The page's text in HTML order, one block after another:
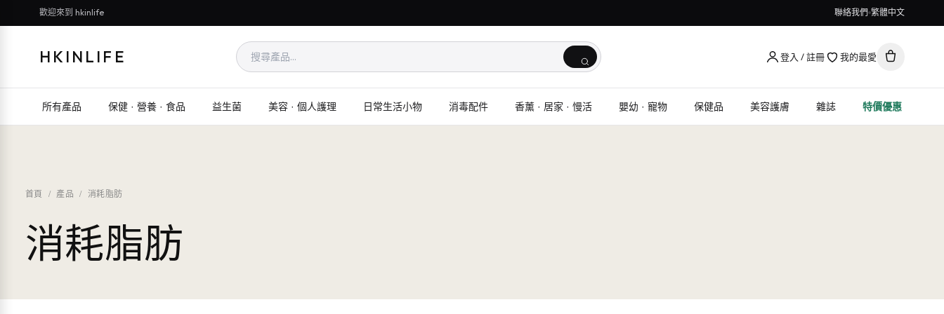
歡迎來到 hkinlife 聯絡我們 繁體中文
HKINLIFE 登入 / 註冊 我的最愛
所有產品 保健 · 營養 · 食品 益生菌 美容 · 個人護理 日常生活小物 消毒配件 香薰 · 居家 · 慢活 嬰幼 · 寵物 保健品 美容護膚 雜誌 特價優惠
首頁 / 產品 / 消耗脂肪
消耗脂肪